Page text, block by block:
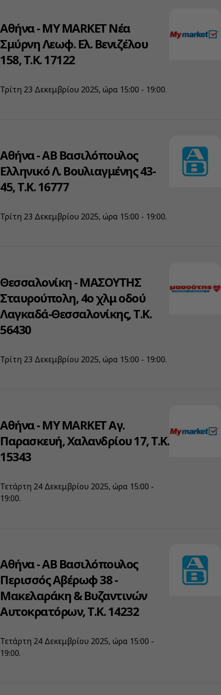
Αθήνα - ΜΥ ΜARKET Νέα
Σμύρνη Λεωφ. Ελ. Βενιζέλου
158, Τ.Κ. 17122
Τρίτη 23 Δεκεμβρίου 2025, ώρα 15:00 - 19:00.
Αθήνα - ΑΒ Βασιλόπουλος
Ελληνικό Λ. Βουλιαγμένης 43-
45, Τ.Κ. 16777
Τρίτη 23 Δεκεμβρίου 2025, ώρα 15:00 - 19:00.
Θεσσαλονίκη - ΜΑΣΟΥΤΗΣ
Σταυρούπολη, 4ο χλμ οδού
Λαγκαδά-Θεσσαλονίκης, Τ.Κ.
56430
Τρίτη 23 Δεκεμβρίου 2025, ώρα 15:00 - 19:00.
Αθήνα - ΜΥ ΜARKET Αγ.
Παρασκευή, Χαλανδρίου 17, Τ.Κ.
15343
Τετάρτη 24 Δεκεμβρίου 2025, ώρα 15:00 -
19:00.
Αθήνα - ΑΒ Βασιλόπουλος
Περισσός Αβέρωφ 38 -
Μακελαράκη & Βυζαντινών
Αυτοκρατόρων, Τ.Κ. 14232
Τετάρτη 24 Δεκεμβρίου 2025, ώρα 15:00 -
19:00.